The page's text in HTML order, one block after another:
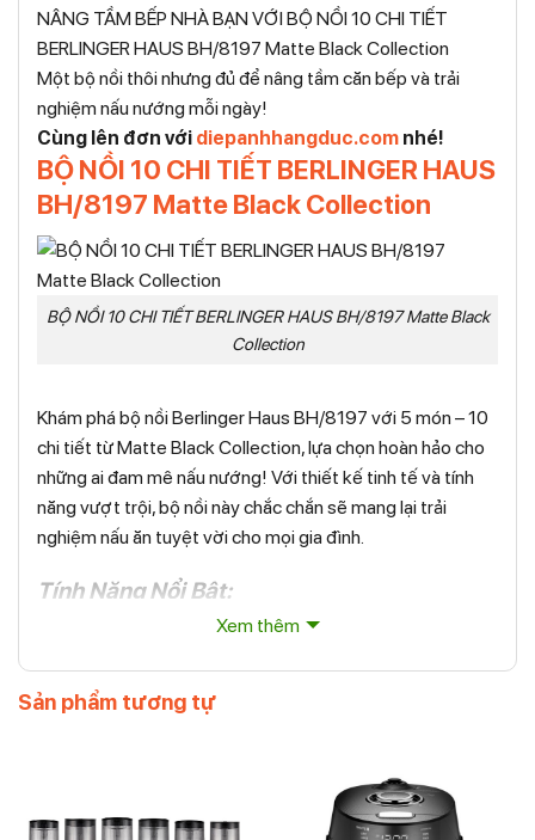
NÂNG TẦM BẾP NHÀ BẠN VỚI BỘ NỒI 10 CHI TIẾT
BERLINGER HAUS BH/8197 Matte Black Collection
Một bộ nồi thôi nhưng đủ để nâng tầm căn bếp và trải
nghiệm nấu nướng mỗi ngày!
Cùng lên đơn với diepanhhangduc.com nhé!
BỘ NỒI 10 CHI TIẾT BERLINGER HAUS
BH/8197 Matte Black Collection
BỘ NỒI 10 CHI TIẾT BERLINGER HAUS BH/8197 Matte Black
Collection
Khám phá bộ nồi Berlinger Haus BH/8197 với 5 món – 10
chi tiết từ Matte Black Collection, lựa chọn hoàn hảo cho
những ai đam mê nấu nướng! Với thiết kế tinh tế và tính
năng vượt trội, bộ nồi này chắc chắn sẽ mang lại trải
nghiệm nấu ăn tuyệt vời cho mọi gia đình.
Tính Năng Nổi Bật:
Chất Liệu Cao Cấp: Bộ nồi được làm từ nhôm rèn với
thông thường. Điều này không chỉ giúp nấu nướng dễ
dàng mà còn cho phép bạn chế biến những bữa ăn lành
: Công nghệ này giúp nồi làm
nóng nhanh chóng, tiết kiệm thời gian chế biến. Sản
Xem thêm
Sản phẩm tương tự